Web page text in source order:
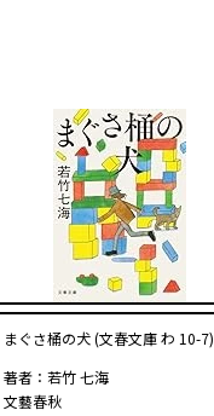
まぐさ桶の犬 (文春文庫 わ 10-7)
著者：若竹 七海
文藝春秋